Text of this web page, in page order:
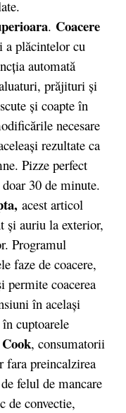
. Coacere
a plăcintelor cu
automată
prăjituri şi
şi coapte în
necesare
rezultate ca
Pizze perfect
30 de minute.
acest articol
şi auriu la exterior,
Programul
faze de coacere,
permite coacerea
în acelaşi
cuptoarele
, consumatorii
fara preincalzirea
felul de mancare
de convectie,